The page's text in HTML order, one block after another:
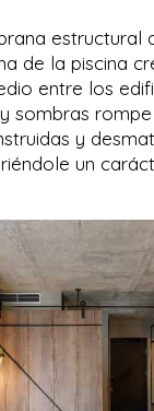
estructural
de la piscina
entre los
sombras
y
un